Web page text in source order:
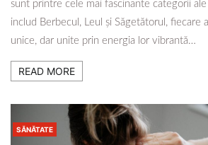
sunt printre cele mai fascinante categorii
includ Berbecul, Leul și Săgetătorul, fiecare
unice, dar unite prin energia lor vibrantă…
READ MORE
SĂNĂTATE